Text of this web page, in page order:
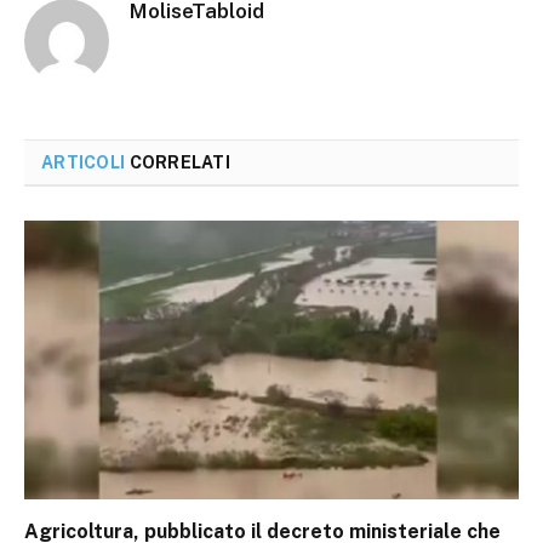
MoliseTabloid
ARTICOLI CORRELATI
Agricoltura, pubblicato il decreto ministeriale che